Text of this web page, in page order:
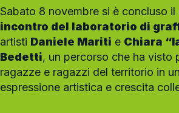
Sabato 8 novembre si è concluso il
incontro del laboratorio di
artisti Daniele Mariti e Chiara
Bedetti, un percorso che ha visto
ragazze e ragazzi del territorio in
espressione artistica e crescita